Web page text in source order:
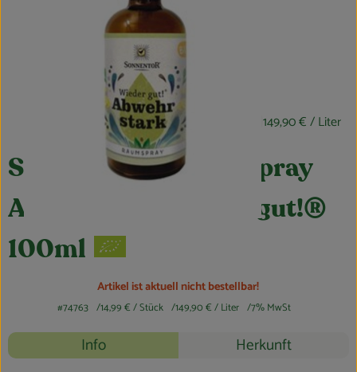
Obst & Gemüse
Vorratskammer
Haus, Garten & Co.
Blog
SONNENTOR Raumspray
Abwehrstark Wieder gut!®
100ml
14,99 € 149,90 €/ Liter
Artikel ist aktuell nicht bestellbar!
#74763 14,99 €/ Stück 149,90 €/ Liter 7% MwSt
Rezepte
Info Herkunft